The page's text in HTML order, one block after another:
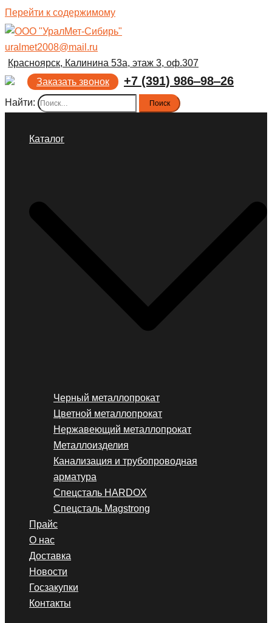
Перейти к содержимому
uralmet2008@mail.ru
Красноярск, Калинина 53а, этаж 3, оф.307
Заказать звонок
+7 (391) 986‒98‒26
Найти:
Каталог
Черный металлопрокат
Цветной металлопрокат
Нержавеющий металлопрокат
Металлоизделия
Канализация и трубопроводная
арматура
Спецсталь HARDOX
Спецсталь Magstrong
Прайс
О нас
Доставка
Новости
Госзакупки
Контакты